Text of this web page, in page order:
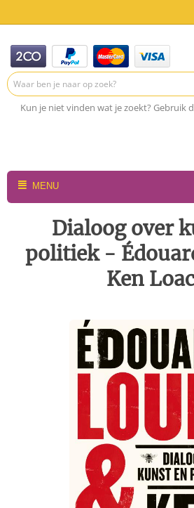
Kun je niet vinden wat je zoekt? Gebruik
MENU
Dialoog over
politiek -
Ken